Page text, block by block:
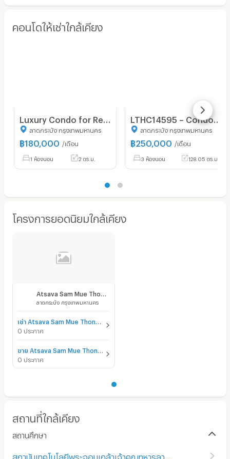
คอนโดให้เช่าใกล้เคียง
ลาดกระบัง กรุงเทพมหานคร
฿180,000 /เดือน
1 ห้องนอน 2 ตร.ม.
ลาดกระบัง กรุงเทพมหานคร
฿250,000 /เดือน
3 ห้องนอน 128.05 ตร.ม.
โครงการยอดนิยมใกล้เคียง
ลาดกระบัง กรุงเทพมหานคร
เช่า Atsava Sam Mue Thong Condominium
0 ประกาศ
0 ประกาศ
สถานที่ใกล้เคียง
สถานศึกษา
)